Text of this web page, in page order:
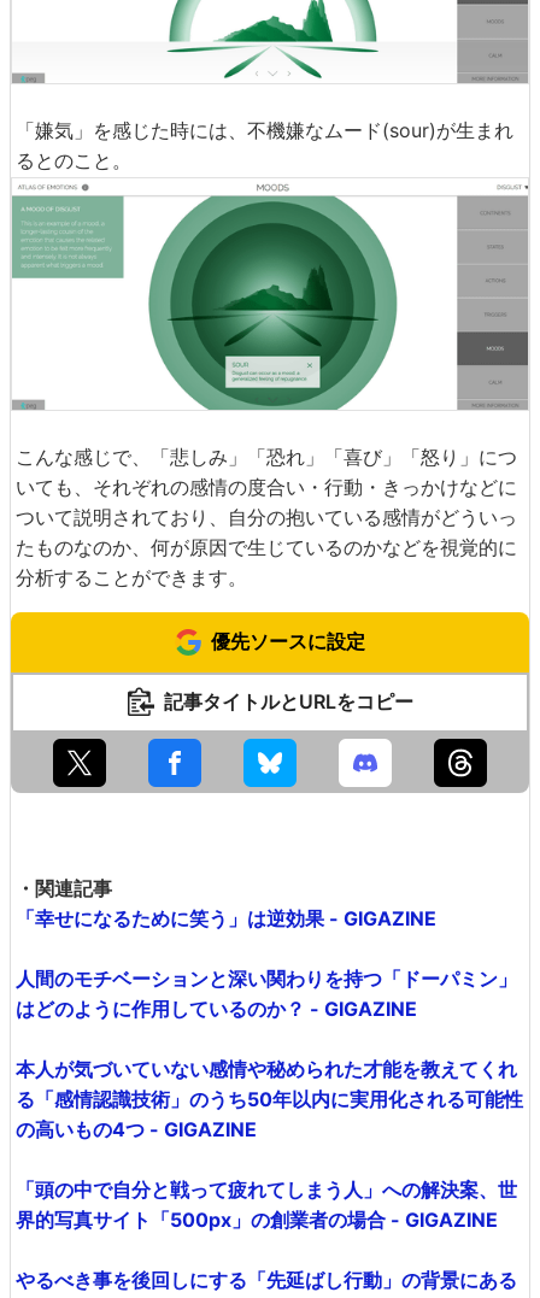
「嫌気」を感じた時には、不機嫌なムード(sour)が生まれ
るとのこと。
こんな感じで、「悲しみ」「恐れ」「喜び」「怒り」につ
いても、それぞれの感情の度合い・行動・きっかけなどに
ついて説明されており、自分の抱いている感情がどういっ
たものなのか、何が原因で生じているのかなどを視覚的に
分析することができます。
優先ソースに設定
記事タイトルとURLをコピー
・関連記事
「幸せになるために笑う」は逆効果 - GIGAZINE
人間のモチベーションと深い関わりを持つ「ドーパミン」
はどのように作用しているのか？ - GIGAZINE
本人が気づいていない感情や秘められた才能を教えてくれ
る「感情認識技術」のうち50年以内に実用化される可能性
の高いもの4つ - GIGAZINE
「頭の中で自分と戦って疲れてしまう人」への解決案、世
界的写真サイト「500px」の創業者の場合 - GIGAZINE
やるべき事を後回しにする「先延ばし行動」の背景にある